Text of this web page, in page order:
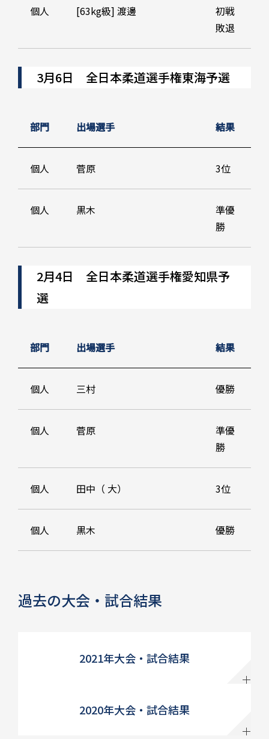
個人 [63kg級] 渡邊
初戦
敗退
3月6日 全日本柔道選手権東海予選
部門 出場選手 結果
個人 菅原 3位
個人 黒木
準優
勝
2月4日 全日本柔道選手権愛知県予
選
部門 出場選手 結果
個人 三村 優勝
個人 菅原
準優
勝
個人 田中（ 大） 3位
個人 黒木 優勝
過去の大会・試合結果
2021年大会・試合結果
2020年大会・試合結果